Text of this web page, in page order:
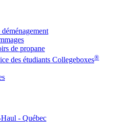
de propane
des étudiants Collegeboxes®
- Québec